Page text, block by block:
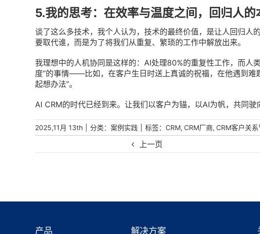
上一页
5.我的思考：在效率与温度之间，回归人的
谈了这么多技术，我个人认为，技术的最终价值，是让人回归
要取代谁，而是为了将我们从重复、繁琐的工作中解放出来。
我理想中的人机协同是这样的：AI处理80%的重复性工作，而人
度”的事情——比如，在客户生日时送上真诚的祝福，在他遇到难
起想办法”。
AI CRM的时代已经到来。让我们以客户为锚，以AI为帆，共同驶
2025,11月 13th 分类： 案例实践 标签： CRM, CRM厂商, CRM客户关系
产品 解决方案